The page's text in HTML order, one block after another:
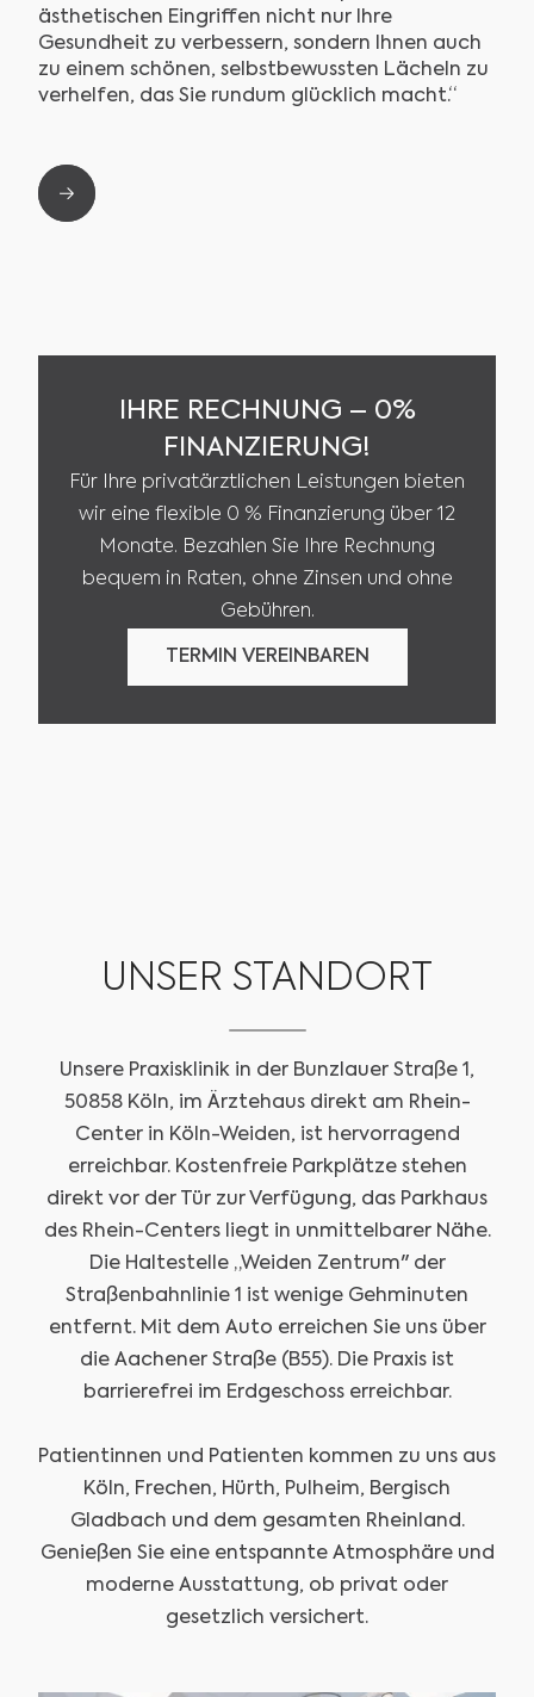
ästhetischen Eingriffen nicht nur Ihre
Gesundheit zu verbessern, sondern Ihnen auch
zu einem schönen, selbstbewussten Lächeln zu
verhelfen, das Sie rundum glücklich macht.“
Slide 2 of 2.
IHRE RECHNUNG – 0%
FINANZIERUNG!
Für Ihre privatärztlichen Leistungen bieten
wir eine flexible 0 % Finanzierung über 12
Monate. Bezahlen Sie Ihre Rechnung
bequem in Raten, ohne Zinsen und ohne
Gebühren.
TERMIN VEREINBAREN
TERMIN VEREINBAREN
UNSER STANDORT
Unsere Praxisklinik in der Bunzlauer Straße 1,
50858 Köln, im Ärztehaus direkt am Rhein-
Center in Köln-Weiden, ist hervorragend
erreichbar. Kostenfreie Parkplätze stehen
direkt vor der Tür zur Verfügung, das Parkhaus
des Rhein-Centers liegt in unmittelbarer Nähe.
Die Haltestelle „Weiden Zentrum" der
Straßenbahnlinie 1 ist wenige Gehminuten
entfernt. Mit dem Auto erreichen Sie uns über
die Aachener Straße (B55). Die Praxis ist
barrierefrei im Erdgeschoss erreichbar.
Patientinnen und Patienten kommen zu uns aus
Köln, Frechen, Hürth, Pulheim, Bergisch
Gladbach und dem gesamten Rheinland.
Genießen Sie eine entspannte Atmosphäre und
moderne Ausstattung, ob privat oder
gesetzlich versichert.